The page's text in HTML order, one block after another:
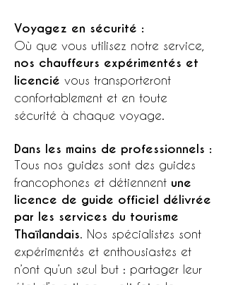
Voyagez en sécurité :
Où que vous utilisez notre service,
nos chauffeurs expérimentés et
licencié vous transporteront
confortablement et en toute
sécurité à chaque voyage.
Dans les mains de professionnels :
Tous nos guides sont des guides
francophones et détiennent une
licence de guide officiel délivrée
par les services du tourisme
Thaïlandais. Nos spécialistes sont
expérimentés et enthousiastes et
n’ont qu’un seul but : partager leur